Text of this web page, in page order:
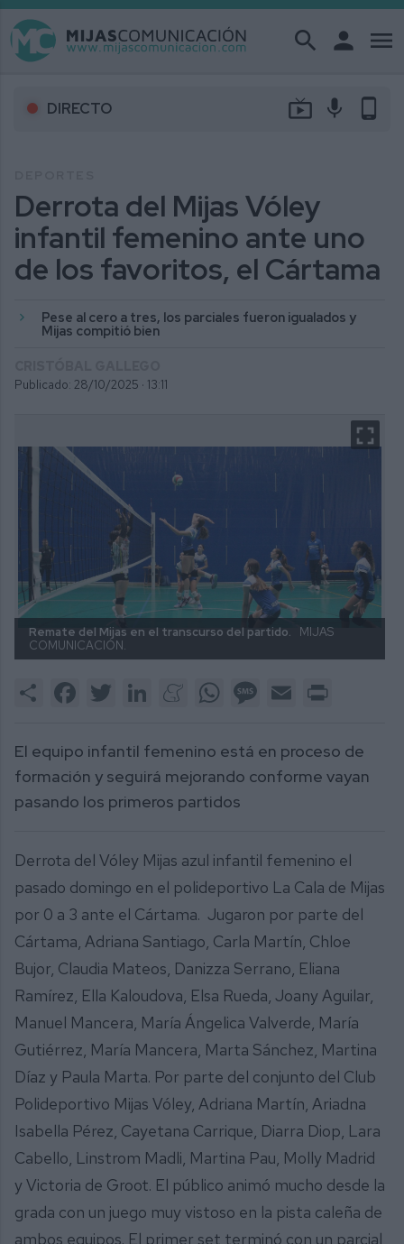
search person menu
DIRECTO live_tv mic phone_android
Derrota del Mijas Vóley
infantil femenino ante uno
de los favoritos, el Cártama
Pese al cero a tres, los parciales fueron igualados y
Mijas compitió bien
Publicado: 28/10/2025 · 13:11
Remate del Mijas en el transcurso del partido.
MIJAS
COMUNICACIÓN.
Share FacebookTwitter LinkedInMeneameWhatsAppMessage
Email
El equipo infantil femenino está en proceso de
formación y seguirá mejorando conforme vayan
pasando los primeros partidos
Derrota del Vóley Mijas azul infantil femenino el
pasado domingo en el polideportivo La Cala de Mijas
por 0 a 3 ante el Cártama. Jugaron por parte del
Cártama, Adriana Santiago, Carla Martín, Chloe
Bujor, Claudia Mateos, Danizza Serrano, Eliana
Ramírez, Ella Kaloudova, Elsa Rueda, Joany Aguilar,
Manuel Mancera, María Ángelica Valverde, María
Gutiérrez, María Mancera, Marta Sánchez, Martina
Díaz y Paula Marta. Por parte del conjunto del Club
Polideportivo Mijas Vóley, Adriana Martín, Ariadna
Isabella Pérez, Cayetana Carrique, Diarra Diop, Lara
Cabello, Linstrom Madli, Martina Pau, Molly Madrid
y Victoria de Groot. El público animó mucho desde la
grada con un juego muy vistoso en la pista caleña de
ambos equipos. El primer set terminó con un parcial